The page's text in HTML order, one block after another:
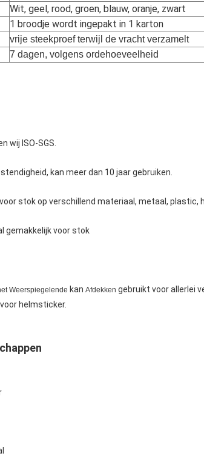
Wit, geel, rood, groen, blauw, oranje, zwart
1 broodje wordt ingepakt in 1 karton
vrije steekproef terwijl de vracht verzamelt
7 dagen, volgens ordehoeveelheid
wij ISO-SGS.
kan meer dan 10 jaar gebruiken.
stok op verschillend materiaal, metaal, plastic,
gemakkelijk voor stok
Weerspiegelende kan Afdekken gebruikt voor allerlei
helmsticker.